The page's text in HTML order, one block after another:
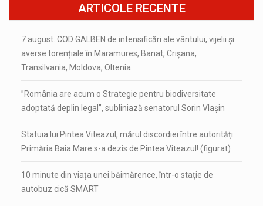
ARTICOLE RECENTE
7 august. COD GALBEN de intensificări ale vântului, vijelii și
averse torențiale în Maramures, Banat, Crișana,
Transilvania, Moldova, Oltenia
”România are acum o Strategie pentru biodiversitate
adoptată deplin legal”, subliniază senatorul Sorin Vlașin
Statuia lui Pintea Viteazul, mărul discordiei între autorități.
Primăria Baia Mare s-a dezis de Pintea Viteazul! (figurat)
10 minute din viața unei băimărence, într-o stație de
autobuz cică SMART